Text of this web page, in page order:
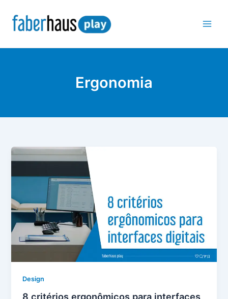
para
Ergonomia
Design
8 critérios ergonômicos para interfaces